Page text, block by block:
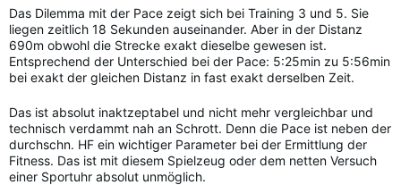
Das Dilemma mit der Pace zeigt sich bei Training 3 und 5. Sie
liegen zeitlich 18 Sekunden auseinander. Aber in der Distanz
690m obwohl die Strecke exakt dieselbe gewesen ist.
Entsprechend der Unterschied bei der Pace: 5:25min zu 5:56min
bei exakt der gleichen Distanz in fast exakt derselben Zeit.
Das ist absolut inaktzeptabel und nicht mehr vergleichbar und
technisch verdammt nah an Schrott. Denn die Pace ist neben der
durchschn. HF ein wichtiger Parameter bei der Ermittlung der
Fitness. Das ist mit diesem Spielzeug oder dem netten Versuch
einer Sportuhr absolut unmöglich.